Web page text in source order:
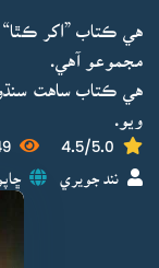
هي ڪتاب ”اکر
مجموعو آهي.
4.5/5.0